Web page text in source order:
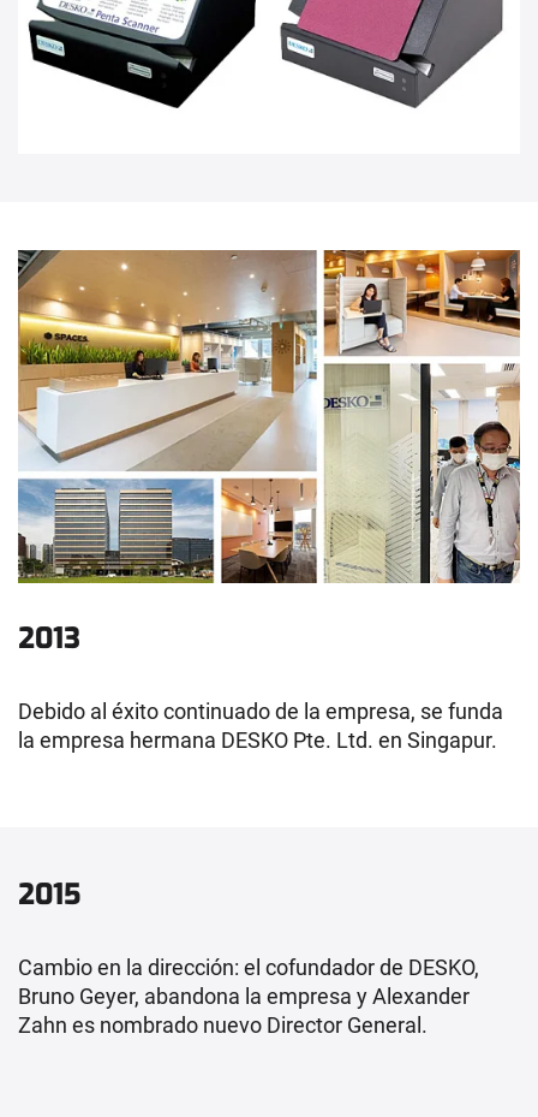
2013
Debido al éxito continuado de la empresa, se funda
la empresa hermana DESKO Pte. Ltd. en Singapur.
2015
Cambio en la dirección: el cofundador de DESKO,
Bruno Geyer, abandona la empresa y Alexander
Zahn es nombrado nuevo Director General.